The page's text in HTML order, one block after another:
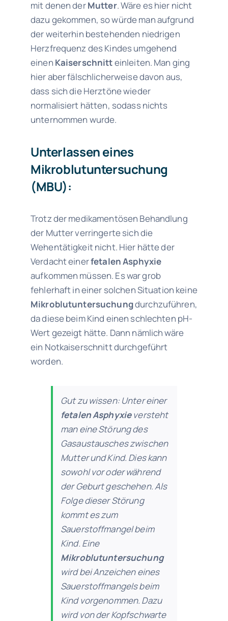
mit denen derMutter. Wäre es hier nicht
dazu gekommen, so würde man aufgrund
der weiterhin bestehenden niedrigen
Herzfrequenz des Kindes umgehend
einen Kaiserschnitteinleiten. Man ging
hier aber fälschlicherweise davon aus,
dass sich die Herztöne wieder
normalisiert hätten, sodass nichts
unternommen wurde.
Unterlasseneines
Mikroblutuntersuchung
(MBU):
Trotz der medikamentösen Behandlung
der Mutter verringerte sich die
Wehentätigkeit nicht. Hier hätte der
Verdacht einerfetalen Asphyxie
aufkommen müssen. Es war grob
fehlerhaft in einer solchen Situation keine
Mikroblutuntersuchungdurchzuführen,
da diese beim Kind einen schlechten pH-
Wert gezeigt hätte. Dann nämlich wäre
ein Notkaiserschnitt durchgeführt
worden.
Gut zu wissen: Unter einer
fetalenAsphyxieversteht
man eine Störung des
Gasaustausches zwischen
Mutter und Kind. Dies kann
sowohl vor oder während
der Geburt geschehen. Als
Folge dieser Störung
kommt es zum
Sauerstoffmangel beim
Kind. Eine
Mikroblutuntersuchung
wird bei Anzeichen eines
Sauerstoffmangels beim
Kind vorgenommen. Dazu
wird von der Kopfschwarte